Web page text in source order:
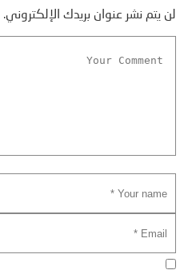
لن يتم نشر عنوان بريدك الإلكتروني.